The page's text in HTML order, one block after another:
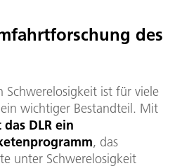
des
Schwerelosigkeit ist für viele
wichtiger Bestandteil. Mit
DLR ein
, das
unter Schwerelosigkeit